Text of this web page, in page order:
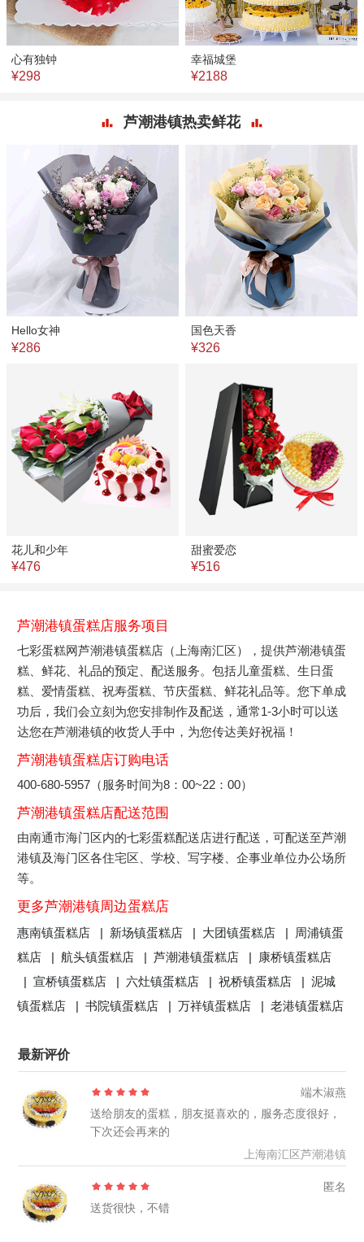
心有独钟
¥298
幸福城堡
¥2188
芦潮港镇热卖鲜花
Hello女神
¥286
国色天香
¥326
花儿和少年
¥476
甜蜜爱恋
¥516
芦潮港镇蛋糕店服务项目
七彩蛋糕网芦潮港镇蛋糕店（上海南汇区），提供芦潮港镇蛋
糕、鲜花、礼品的预定、配送服务。包括儿童蛋糕、生日蛋
糕、爱情蛋糕、祝寿蛋糕、节庆蛋糕、鲜花礼品等。您下单成
功后，我们会立刻为您安排制作及配送，通常1-3小时可以送
达您在芦潮港镇的收货人手中，为您传达美好祝福！
芦潮港镇蛋糕店订购电话
400-680-5957（服务时间为8：00~22：00）
芦潮港镇蛋糕店配送范围
由南通市海门区内的七彩蛋糕配送店进行配送，可配送至芦潮
港镇及海门区各住宅区、学校、写字楼、企事业单位办公场所
等。
更多芦潮港镇周边蛋糕店
惠南镇蛋糕店 | 新场镇蛋糕店 | 大团镇蛋糕店 |
周浦镇蛋
糕店 |航头镇蛋糕店 |芦潮港镇蛋糕店 |
康桥镇蛋糕店
|宣桥镇蛋糕店 | 六灶镇蛋糕店 |祝桥镇蛋糕店 |泥城
镇蛋糕店 |书院镇蛋糕店 |万祥镇蛋糕店 |老港镇蛋糕店
最新评价
端木淑燕
送给朋友的蛋糕，朋友挺喜欢的，服务态度很好，
下次还会再来的
上海南汇区芦潮港镇
匿名
送货很快，不错